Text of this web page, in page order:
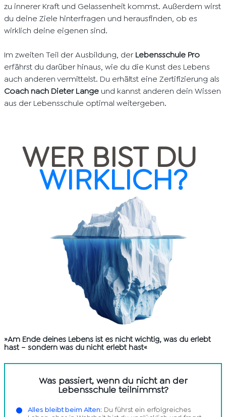
zu innerer Kraft und Gelassenheit kommst. Außerdem wirst
du deine Ziele hinterfragen und herausfinden, ob es
wirklich deine eigenen sind.
Im zweiten Teil der Ausbildung, der Lebensschule Pro
erfährst du darüber hinaus, wie du die Kunst des Lebens
auch anderen vermittelst. Du erhältst eine Zertifizierung als
Coach nach Dieter Lange und kannst anderen dein Wissen
aus der Lebensschule optimal weitergeben.
WER BIST DU
WIRKLICH?
»Am Ende deines Lebens ist es nicht wichtig, was du erlebt
hast – sondern was du nicht erlebt hast«
Was passiert, wenn du nicht an der
Lebensschule teilnimmst?
Alles bleibt beim Alten: Du führst ein erfolgreiches